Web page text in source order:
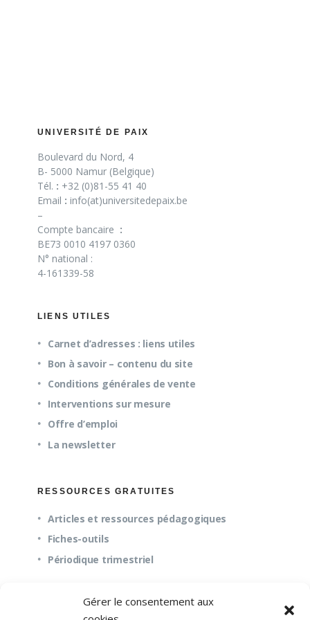
Gérer le consentement aux
UNIVERSITÉ DE PAIX
Boulevard du Nord, 4
B- 5000 Namur (Belgique)
Tél. : +32 (0)81-55 41 40
Email : info(at)universitedepaix.be
–
Compte bancaire :
BE73 0010 4197 0360
N° national :
4-161339-58
LIENS UTILES
Carnet d’adresses : liens utiles
Bon à savoir – contenu du site
Conditions générales de vente
Interventions sur mesure
Offre d’emploi
La newsletter
RESSOURCES GRATUITES
Articles et ressources pédagogiques
Fiches-outils
Périodique trimestriel
QUESTIONS FRÉQUENTES